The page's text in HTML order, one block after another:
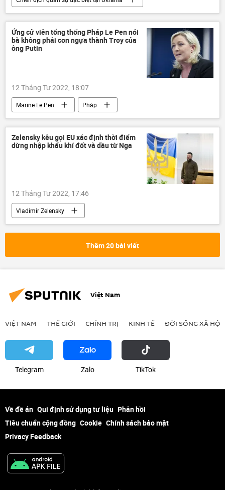
Donbass
Thế giới
Nga
Cuộc khủng hoảng ở Ukraina
Ukraina
xung đột
Lực lượng an ninh Ukraina
Ứng cử viên tổng thống Pháp Le Pen nói
bà không phải con ngựa thành Troy của
ông Putin
12 Tháng Tư 2022, 18:07
Marine Le Pen
Pháp
Vladimir Putin
Thế giới
Nga
cuộc bầu cử tổng thống
Zelensky kêu gọi EU xác định thời điểm
dừng nhập khẩu khí đốt và dầu từ Nga
12 Tháng Tư 2022, 17:46
Vladimir Zelensky
Cuộc khủng hoảng ở Ukraina
Ukraina
trừng phạt
phương Tây
Liên minh châu Âu
Thêm 20 bài viết
Việt Nam
VIỆT NAM THẾ GIỚI CHÍNH TRỊ KINH TẾ ĐỜI SỐNG XÃ HỘI
Telegram Zalo ТikТоk
Về đề án Qui định sử dụng tư liệu Phản hồi
Tiêu chuẩn cộng đồng Cookie Chính sách bảo mật
Privacy Feedback